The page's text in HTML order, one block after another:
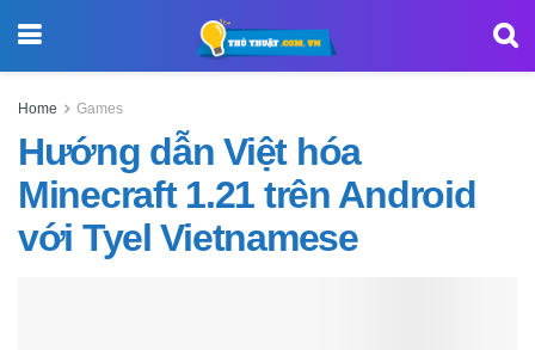
Home Games
Hướng dẫn Việt hóa
Minecraft 1.21 trên Android
với Tyel Vietnamese